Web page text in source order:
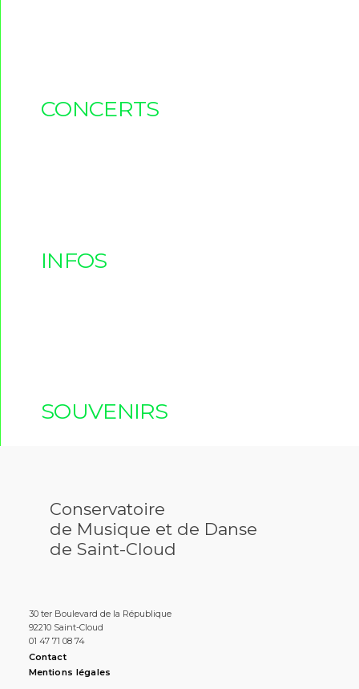
CONCERTS
INFOS
SOUVENIRS
Conservatoire
de Musique et de Danse
de Saint-Cloud
30 ter Boulevard de la République
92210 Saint-Cloud
01 47 71 08 74
Contact
Mentions légales